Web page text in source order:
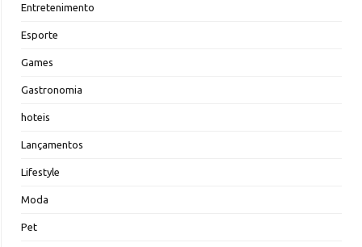
Entretenimento
Esporte
Games
Gastronomia
hoteis
Lançamentos
Lifestyle
Moda
Pet